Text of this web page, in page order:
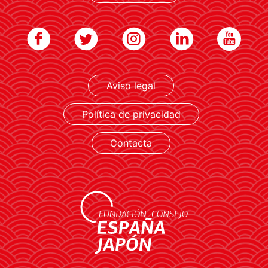
LEER MÁS Aviso legal
Política de privacidad
Contacta